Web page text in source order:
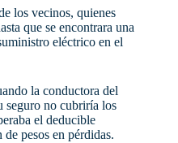
los vecinos, quienes
que se encontrara una
eléctrico en el
la conductora del
seguro no cubriría los
el deducible
pesos en pérdidas.